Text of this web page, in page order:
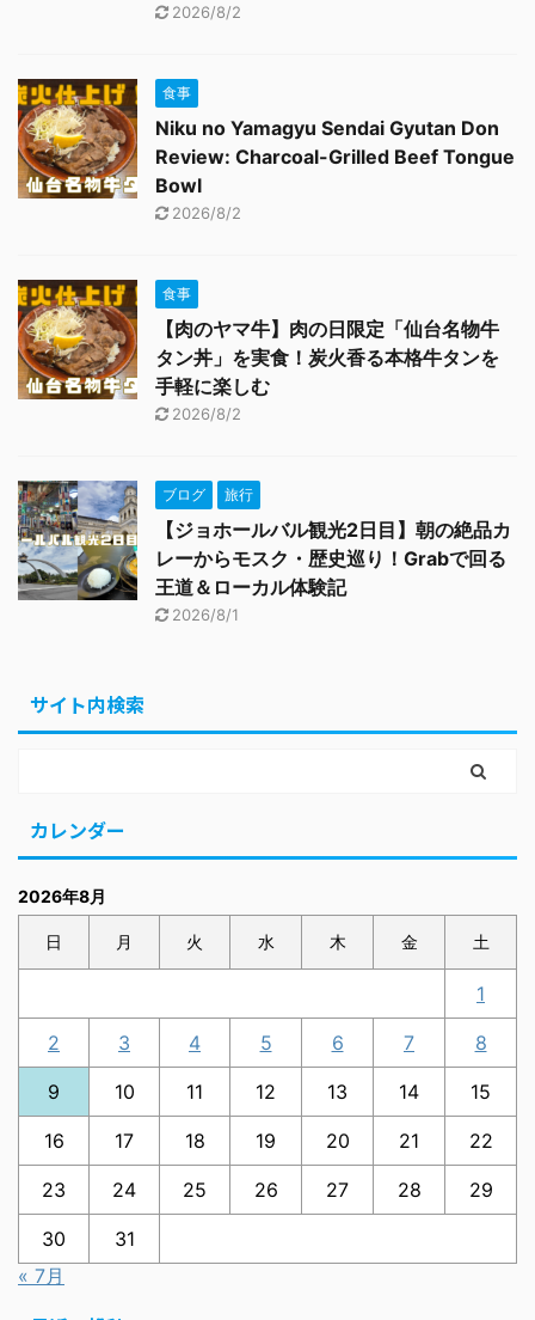
2026/8/2
食事
Niku no Yamagyu Sendai Gyutan Don
Review: Charcoal-Grilled Beef Tongue
Bowl
2026/8/2
食事
【肉のヤマ牛】肉の日限定「仙台名物牛
タン丼」を実食！炭火香る本格牛タンを
手軽に楽しむ
2026/8/2
ブログ 旅行
【ジョホールバル観光2日目】朝の絶品カ
レーからモスク・歴史巡り！Grabで回る
王道＆ローカル体験記
2026/8/1
サイト内検索
カレンダー
2026年8月
日 月 火 水 木 金 土
1
2 3 4 5 6 7 8
9 10 11 12 13 14 15
16 17 18 19 20 21 22
23 24 25 26 27 28 29
30
31
« 7月